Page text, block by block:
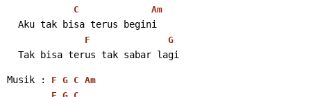
C Am
Aku tak bisa terus begini
F G
Tak bisa terus tak sabar lagi
Musik : F G C Am